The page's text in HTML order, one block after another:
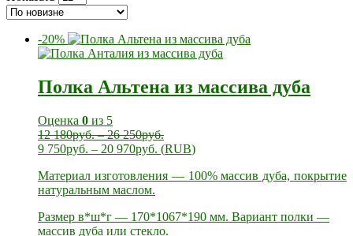
-20%
Полка Альтена из массива дуба
Оценка 0 из 5
12 180руб.–26 250руб.
9 750руб. – 20 970руб. (RUB)
Материал изготовления — 100% массив дуба, покрытие
натуральным маслом.
Размер в*ш*г — 170*1067*190 мм. Вариант полки —
массив дуба или стекло.